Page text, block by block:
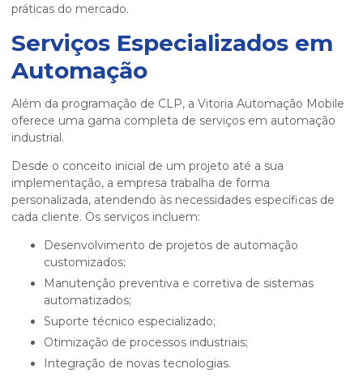
práticas do mercado.
Serviços Especializados em
Automação
Além da programação de CLP, a Vitoria Automação Mobile
oferece uma gama completa de serviços em automação
industrial.
Desde o conceito inicial de um projeto até a sua
implementação, a empresa trabalha de forma
personalizada, atendendo às necessidades específicas de
cada cliente. Os serviços incluem:
Desenvolvimento de projetos de automação
customizados;
Manutenção preventiva e corretiva de sistemas
automatizados;
Suporte técnico especializado;
Otimização de processos industriais;
Integração de novas tecnologias.